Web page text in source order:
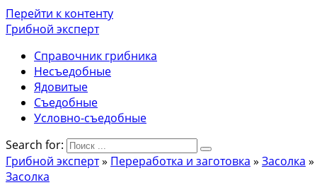
Перейти к контенту
Грибной эксперт
Справочник грибника
Несъедобные
Ядовитые
Съедобные
Условно-съедобные
Search for:
Грибной эксперт» Переработка и заготовка » Засолка »
Засолка